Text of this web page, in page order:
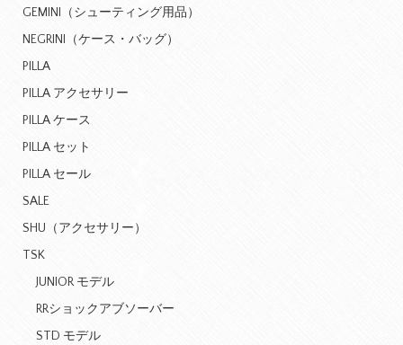
GEMINI（シューティング用品）
NEGRINI（ケース・バッグ）
PILLA
PILLA アクセサリー
PILLA ケース
PILLA セット
PILLA セール
SALE
SHU（アクセサリー）
TSK
JUNIOR モデル
RRショックアブソーバー
STD モデル